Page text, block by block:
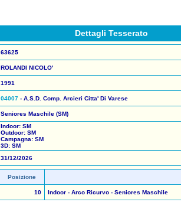
Dettagli Tesserato
63625
ROLANDI NICOLO'
1991
04007 - A.S.D. Comp. Arcieri Citta' Di Varese
Seniores Maschile (SM)
Indoor: SM
Outdoor: SM
Campagna: SM
3D: SM
31/12/2026
Posizione
10 Indoor - Arco Ricurvo - Seniores Maschile